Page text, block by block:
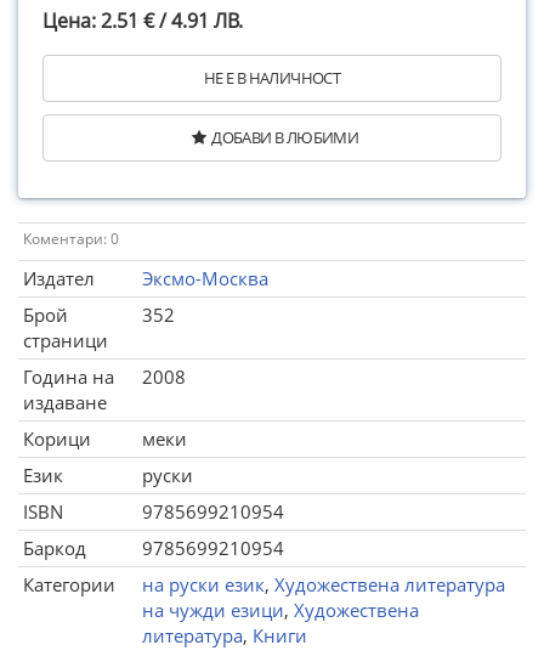
Цена: 2.51 € / 4.91 ЛВ.
НЕ Е В НАЛИЧНОСТ
ДОБАВИ В ЛЮБИМИ
Коментари: 0
Издател
Эксмо-Москва
Брой
страници
352
Година на
издаване
2008
Корици
меки
Език
руски
ISBN
9785699210954
Баркод
9785699210954
Категории
на руски език, Художествена литература
на чужди езици, Художествена
литература, Книги